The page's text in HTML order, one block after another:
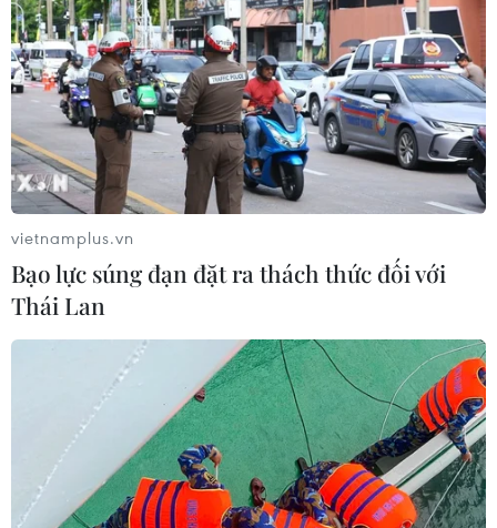
vietnamplus.vn
Bạo lực súng đạn đặt ra thách thức đối với
Thái Lan